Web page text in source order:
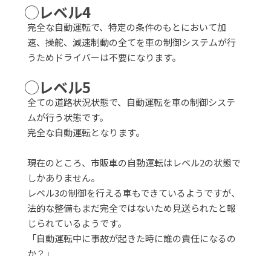
◯レベル4
完全な自動運転で、特定の条件のもとにおいて加
速、操舵、減速制動の全てを車の制御システムが行
うためドライバーは不要になります。
◯レベル5
全ての道路状況状態で、自動運転を車の制御システ
ムが行う状態です。
完全な自動運転となります。
現在のところ、市販車の自動運転はレベル2の状態で
しかありません。
レベル3の制御を行える車もできているようですが、
法的な整備もまだ完全ではないため見送られたと報
じられているようです。
「自動運転中に事故が起きた時に誰の責任になるの
か？」